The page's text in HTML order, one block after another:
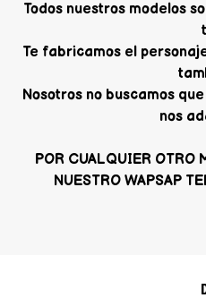
Todos nuestros modelos
Te fabricamos el
Nosotros no buscamos
nos
POR CUALQUIER OTRO
NUESTRO WAPSAP